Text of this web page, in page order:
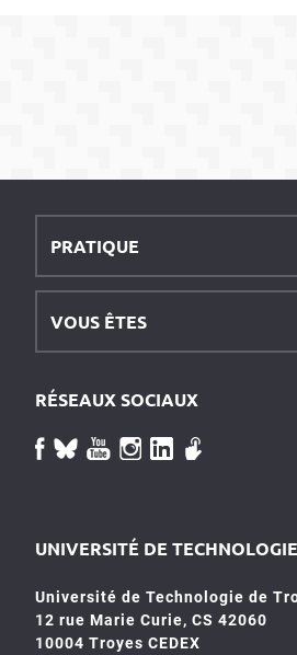
PRATIQUE
VOUS ÊTES
RÉSEAUX SOCIAUX
UNIVERSITÉ DE
Université de Technologie de
12 rue Marie Curie, CS 42060
10004 Troyes CEDEX